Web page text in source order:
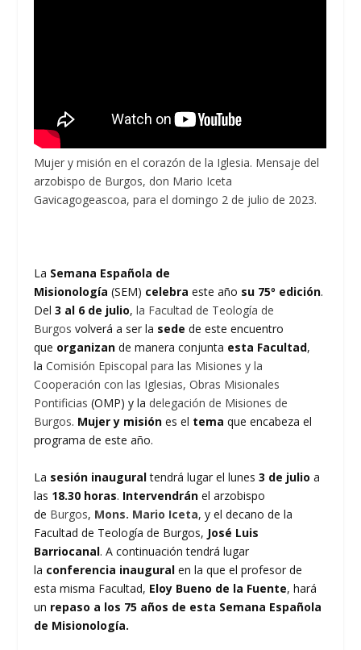
Mujer y misión en el corazón de la Iglesia. Mensaje del
arzobispo de Burgos, don Mario Iceta
Gavicagogeascoa, para el domingo 2 de julio de 2023.
La Semana Española de
Misionología (SEM) celebra este año su 75º edición.
Del3 al 6 de julio,la Facultad de Teología de
Burgos volverá a ser la sede de este encuentro
que organizande manera conjunta esta Facultad,
laComisión Episcopal para las Misiones y la
Cooperación con las Iglesias, Obras Misionales
Pontificias (OMP) y la delegación de Misiones de
Burgos. Mujer y misión es el temaque encabeza el
programa de este año.
La sesión inauguraltendrá lugar el lunes3 de julio a
las 18.30 horas. Intervendránel arzobispo
de Burgos, Mons. Mario Iceta, y el decano de la
Facultad de Teología de Burgos, José Luis
Barriocanal. A continuación tendrá lugar
la conferencia inaugural en la que el profesor de
esta misma Facultad, Eloy Bueno de la Fuente, hará
un repaso a los 75 años de esta Semana Española
de Misionología.